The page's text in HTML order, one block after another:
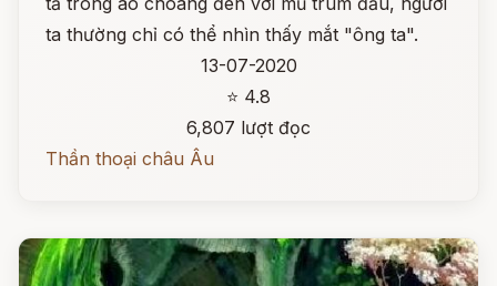
ta thường chỉ có thể nhìn thấy mắt "ông ta".
13-07-2020
⭐ 4.8
6,807 lượt đọc
Thần thoại châu Âu